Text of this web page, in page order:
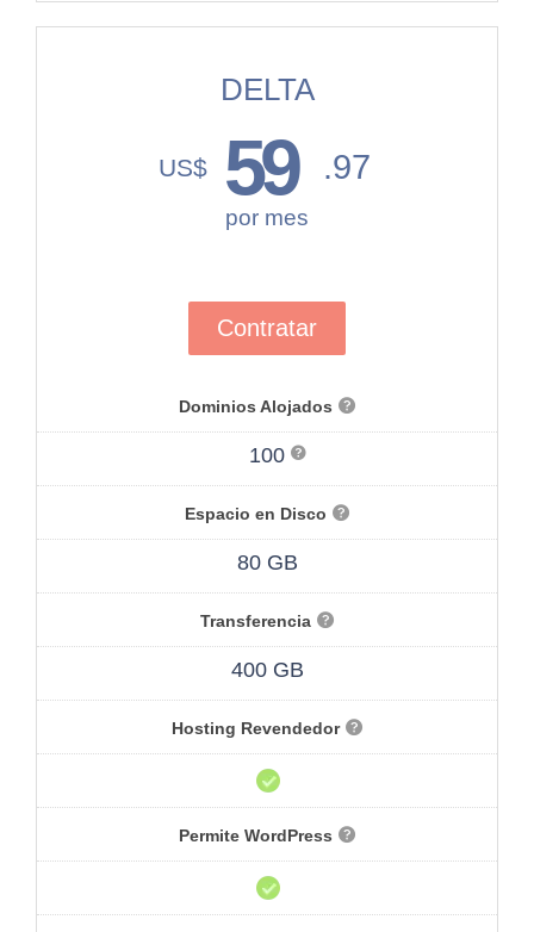
DELTA
US$ 59 .97
por mes
Contratar
Dominios Alojados
100
Espacio en Disco
80 GB
Transferencia
400 GB
Hosting Revendedor
Permite WordPress